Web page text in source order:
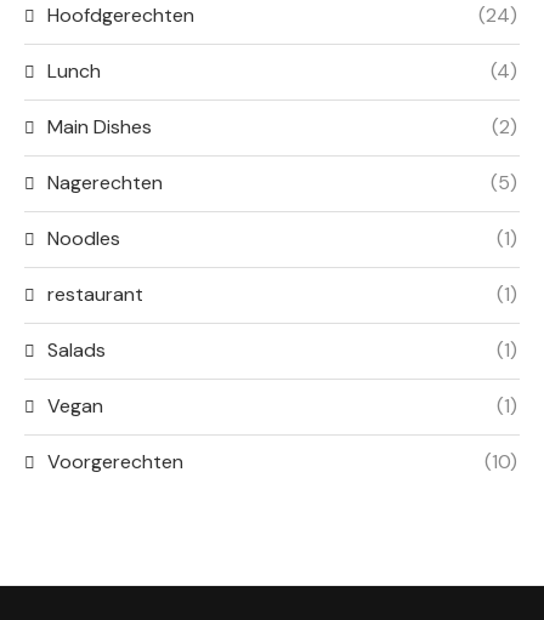
Hoofdgerechten (24)
Lunch (4)
Main Dishes (2)
Nagerechten (5)
Noodles (1)
restaurant (1)
Salads (1)
Vegan (1)
Voorgerechten (10)